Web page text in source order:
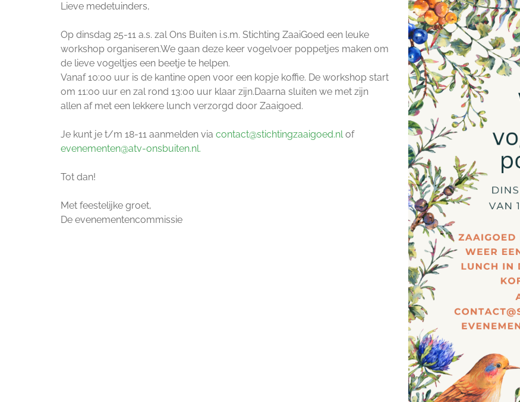
Lieve medetuinders,
Op dinsdag 25-11 a.s. zal Ons Buiten i.s.m. Stichting ZaaiGoed een leuke
workshop organiseren.We gaan deze keer vogelvoer poppetjes maken om
de lieve vogeltjes een beetje te helpen.
Vanaf 10:00 uur is de kantine open voor een kopje koffie. De workshop start
om 11:00 uur en zal rond 13:00 uur klaar zijn.Daarna sluiten we met zijn
allen af met een lekkere lunch verzorgd door Zaaigoed.
Je kunt je t/m 18-11 aanmelden via contact@stichtingzaaigoed.nlof
evenementen@atv-onsbuiten.nl.
Tot dan!
Met feestelijke groet,
De evenementencommissie